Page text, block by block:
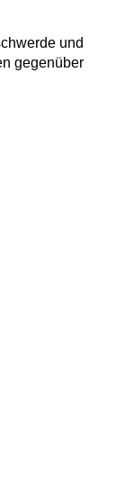
und
gegenüber